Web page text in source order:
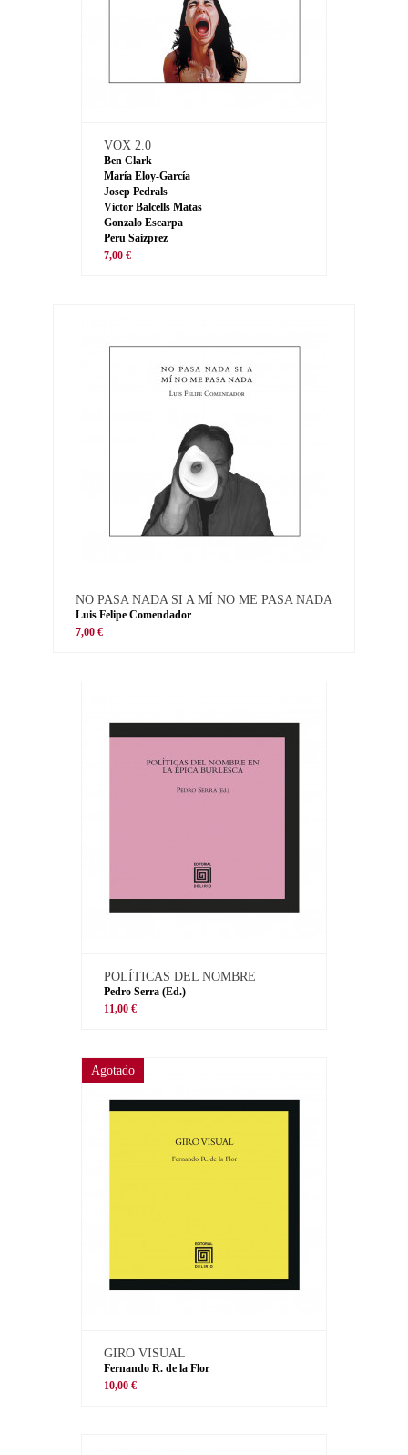
VOX 2.0
Ben Clark
María Eloy-García
Josep Pedrals
Víctor Balcells Matas
Gonzalo Escarpa
Peru Saizprez
7,00 €
NO PASA NADA SI A MÍ NO ME PASA NADA
Luis Felipe Comendador
7,00 €
POLÍTICAS DEL NOMBRE
Pedro Serra (Ed.)
11,00 €
Agotado
GIRO VISUAL
Fernando R. de la Flor
10,00 €